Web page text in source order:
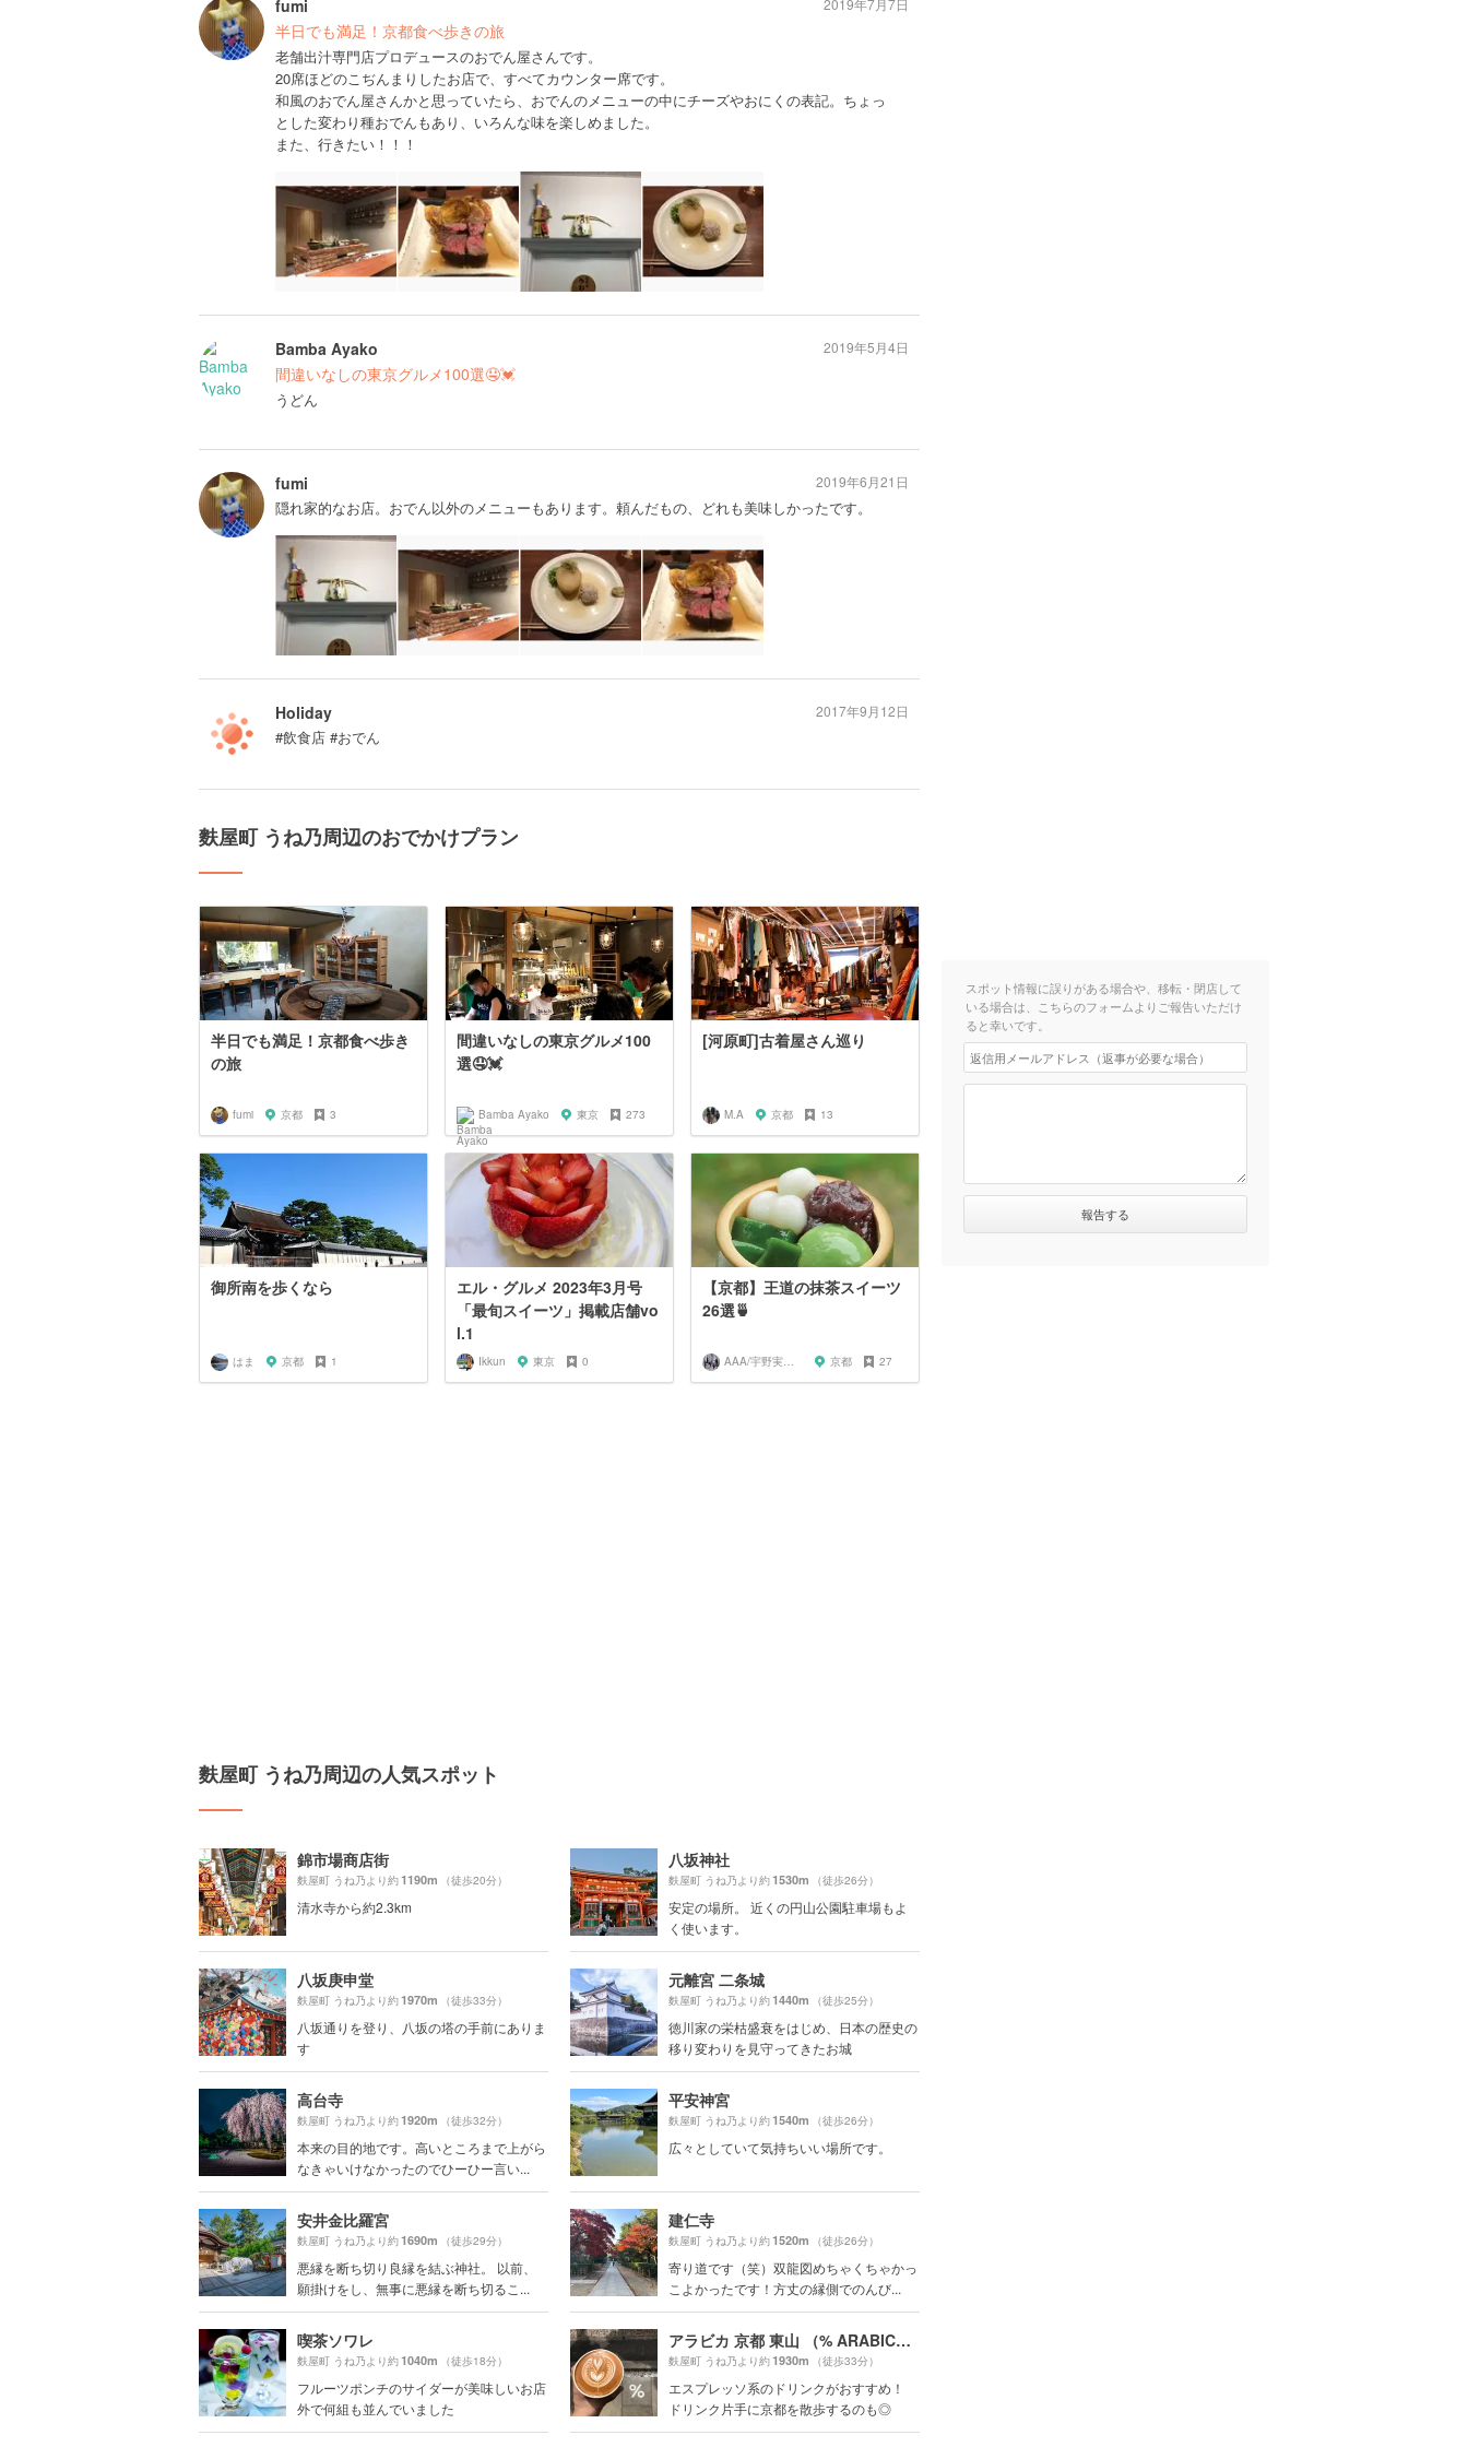
fumi
半日でも満足！京都食べ歩きの旅
老舗出汁専門店プロデュースのおでん屋さんです。
20席ほどのこぢんまりしたお店で、すべてカウンター席です。
和風のおでん屋さんかと思っていたら、おでんのメニューの中にチーズやおにくの表記。ちょっ
とした変わり種おでんもあり、いろんな味を楽しめました。
また、行きたい！！！
2019年7月7日
Bamba Ayako
間違いなしの東京グルメ100選🤤💓
うどん
2019年5月4日
fumi
隠れ家的なお店。おでん以外のメニューもあります。頼んだもの、どれも美味しかったです。
2019年6月21日
Holiday
#飲食店 #おでん
2017年9月12日
麩屋町 うね乃周辺のおでかけプラン
半日でも満足！京都食べ歩き
の旅
fumi 京都 3
間違いなしの東京グルメ100
選🤤💓
Bamba Ayako 東京 273
[河原町]古着屋さん巡り
M.A 京都 13
御所南を歩くなら
はま 京都 1
エル・グルメ 2023年3月号
「最旬スイーツ」掲載店舗vo
l.1
Ikkun 東京 0
【京都】王道の抹茶スイーツ
26選🍵
AAA/宇野実彩子推し 京都 27
麩屋町 うね乃周辺の人気スポット
錦市場商店街
麩屋町 うね乃より約1190m （徒歩20分）
清水寺から約2.3km
八坂神社
麩屋町 うね乃より約1530m （徒歩26分）
安定の場所。 近くの円山公園駐車場もよ
く使います。
八坂庚申堂
麩屋町 うね乃より約1970m （徒歩33分）
八坂通りを登り、八坂の塔の手前にありま
す
元離宮 二条城
麩屋町 うね乃より約1440m （徒歩25分）
徳川家の栄枯盛衰をはじめ、日本の歴史の
移り変わりを見守ってきたお城
高台寺
麩屋町 うね乃より約1920m （徒歩32分）
本来の目的地です。高いところまで上がら
なきゃいけなかったのでひーひー言い...
平安神宮
麩屋町 うね乃より約1540m （徒歩26分）
広々としていて気持ちいい場所です。
安井金比羅宮
麩屋町 うね乃より約1690m （徒歩29分）
悪縁を断ち切り良縁を結ぶ神社。 以前、
願掛けをし、無事に悪縁を断ち切るこ...
建仁寺
麩屋町 うね乃より約1520m （徒歩26分）
寄り道です（笑）双龍図めちゃくちゃかっ
こよかったです！方丈の縁側でのんび...
喫茶ソワレ
麩屋町 うね乃より約1040m （徒歩18分）
フルーツポンチのサイダーが美味しいお店
外で何組も並んでいました
アラビカ 京都 東山 （% ARABICA Kyoto Higashiyama）
麩屋町 うね乃より約1930m （徒歩33分）
エスプレッソ系のドリンクがおすすめ！
ドリンク片手に京都を散歩するのも◎
スポット情報に誤りがある場合や、移転・閉店して
いる場合は、こちらのフォームよりご報告いただけ
ると幸いです。